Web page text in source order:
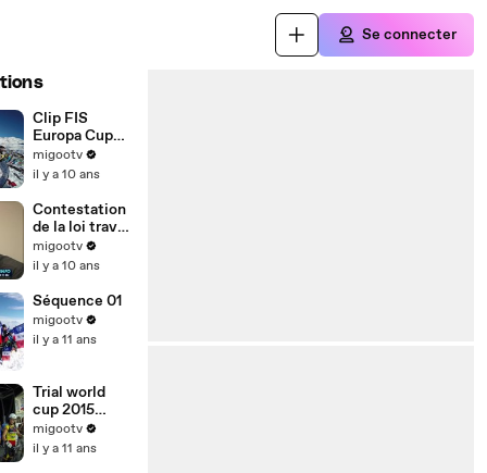
Se connecter
Clip FIS
Europa Cup
2017 Val
Thorens
migootv
il y a 10 ans
Contestation
de la loi travail
: Christophe
Counil réagit
migootv
il y a 10 ans
Séquence 01
migootv
il y a 11 ans
Trial world
cup 2015
Albertville #3
- Teaser
migootv
il y a 11 ans